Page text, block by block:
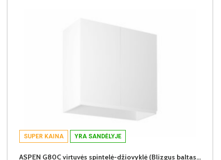
SUPER KAINA YRA SANDĖLYJE
ASPEN G80C virtuvės spintelė-džiovyklė (Blizgus baltas/Baltas)